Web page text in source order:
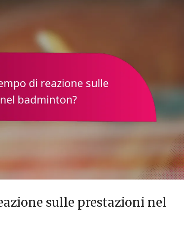
sulle prestazioni nel